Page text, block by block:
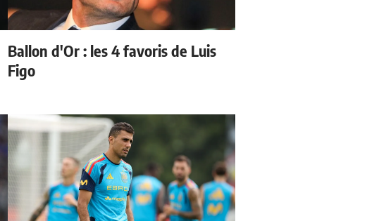
Ballon d'Or : les 4 favoris de Luis
Figo